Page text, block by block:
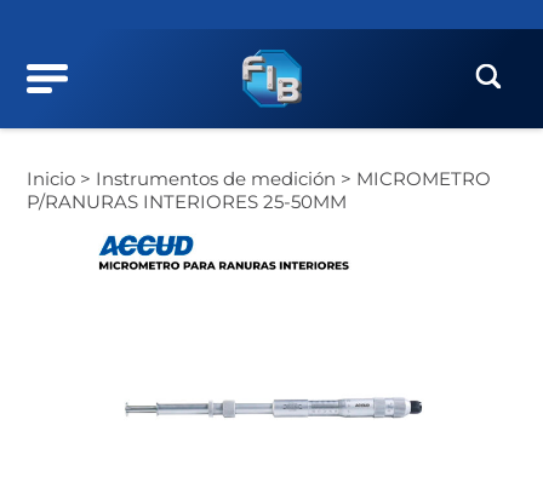
Inicio > Instrumentos de medición > MICROMETRO
P/RANURAS INTERIORES 25-50MM